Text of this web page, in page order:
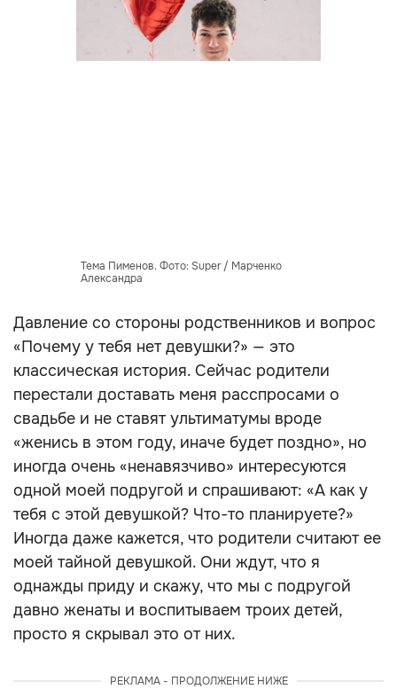
Тема Пименов. Фото: Super / Марченко
Александра
Давление со стороны родственников и вопрос
«Почему у тебя нет девушки?» — это
классическая история. Сейчас родители
перестали доставать меня расспросами о
свадьбе и не ставят ультиматумы вроде
«женись в этом году, иначе будет поздно», но
иногда очень «ненавязчиво» интересуются
одной моей подругой и спрашивают: «А как у
тебя с этой девушкой? Что-то планируете?»
Иногда даже кажется, что родители считают ее
моей тайной девушкой. Они ждут, что я
однажды приду и скажу, что мы с подругой
давно женаты и воспитываем троих детей,
просто я скрывал это от них.
РЕКЛАМА - ПРОДОЛЖЕНИЕ НИЖЕ